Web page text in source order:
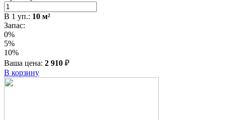
В 1 уп.: 10 м²
Запас:
0%
5%
10%
Ваша цена: 2 910 ₽
В корзину